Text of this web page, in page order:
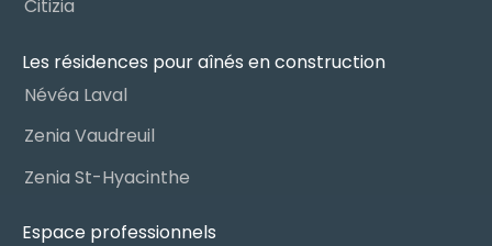
Citizia
Les résidences pour aînés en construction
Névéa Laval
Zenia Vaudreuil
Zenia St-Hyacinthe
Espace professionnels